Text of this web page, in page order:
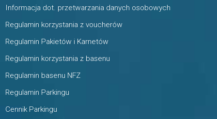
Informacja dot. przetwarzania danych osobowych
Regulamin korzystania z voucherów
Regulamin Pakietów i Karnetów
Regulamin korzystania z basenu
Regulamin basenu NFZ
Regulamin Parkingu
Cennik Parkingu